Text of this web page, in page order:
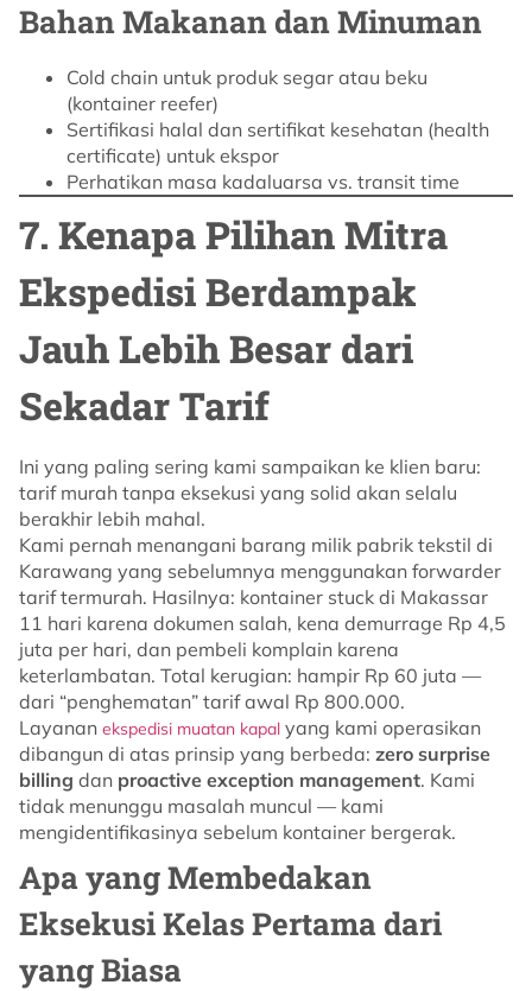
Bahan Makanan dan Minuman
Cold chain untuk produk segar atau beku
(kontainer reefer)
Sertifikasi halal dan sertifikat kesehatan (health
certificate) untuk ekspor
Perhatikan masa kadaluarsa vs. transit time
7. Kenapa Pilihan Mitra
Ekspedisi Berdampak
Jauh Lebih Besar dari
Sekadar Tarif
Ini yang paling sering kami sampaikan ke klien baru:
tarif murah tanpa eksekusi yang solid akan selalu
berakhir lebih mahal.
Kami pernah menangani barang milik pabrik tekstil di
Karawang yang sebelumnya menggunakan forwarder
tarif termurah. Hasilnya: kontainer stuck di Makassar
11 hari karena dokumen salah, kena demurrage Rp 4,5
juta per hari, dan pembeli komplain karena
keterlambatan. Total kerugian: hampir Rp 60 juta —
dari “penghematan” tarif awal Rp 800.000.
Layanan ekspedisi muatan kapal yang kami operasikan
dibangun di atas prinsip yang berbeda: zero surprise
billing dan proactive exception management. Kami
tidak menunggu masalah muncul — kami
mengidentifikasinya sebelum kontainer bergerak.
Apa yang Membedakan
Eksekusi Kelas Pertama dari
yang Biasa